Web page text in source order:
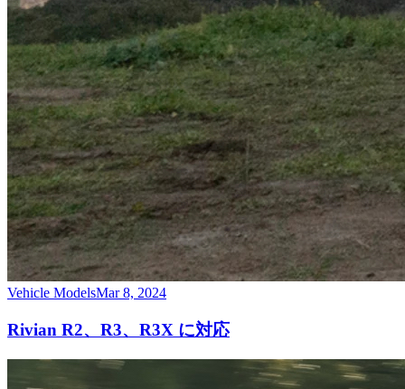
Vehicle ModelsMar 8, 2024
Rivian R2、R3、R3X に対応